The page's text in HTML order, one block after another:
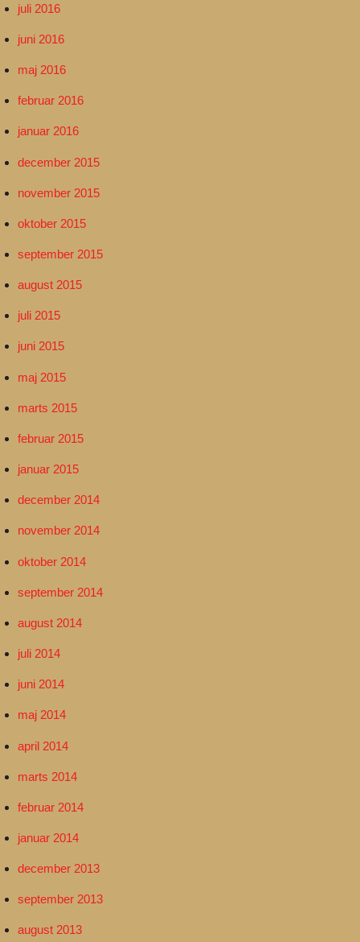
juli 2016
juni 2016
maj 2016
februar 2016
januar 2016
december 2015
november 2015
oktober 2015
september 2015
august 2015
juli 2015
juni 2015
maj 2015
marts 2015
februar 2015
januar 2015
december 2014
november 2014
oktober 2014
september 2014
august 2014
juli 2014
juni 2014
maj 2014
april 2014
marts 2014
februar 2014
januar 2014
december 2013
september 2013
august 2013